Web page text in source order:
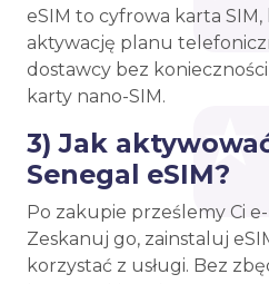
eSIM to cyfrowa karta
aktywację planu
dostawcy bez
karty nano-SIM.
3) Jak
Senegal eSIM?
Po zakupie prześlemy Ci
Zeskanuj go, zainstaluj
korzystać z usługi. Bez